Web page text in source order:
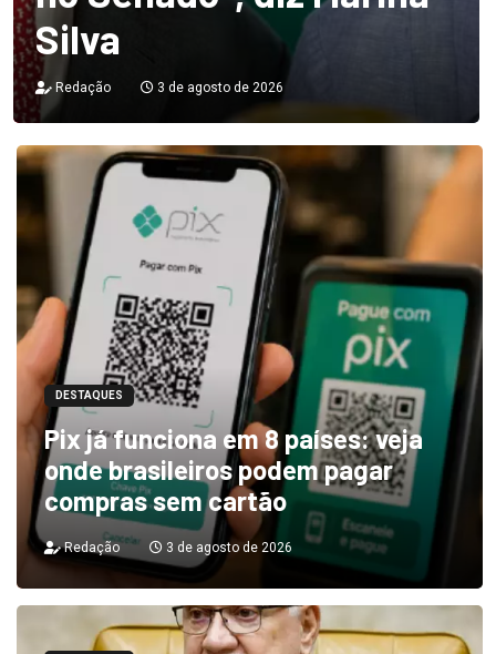
Silva
Redação 3 de agosto de 2026
DESTAQUES
Pix já funciona em 8 países: veja
onde brasileiros podem pagar
compras sem cartão
Redação 3 de agosto de 2026